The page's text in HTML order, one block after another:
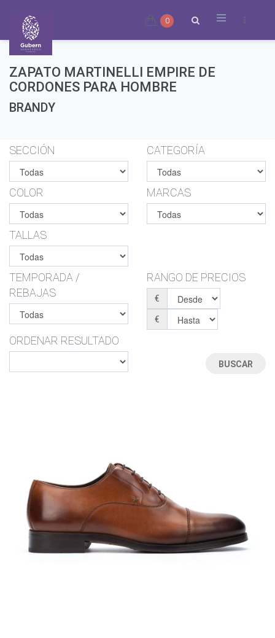
0
ZAPATO MARTINELLI EMPIRE DE
CORDONES PARA HOMBRE
BRANDY
SECCIÓN CATEGORÍA
COLOR MARCAS
TALLAS
TEMPORADA /
REBAJAS
RANGO DE PRECIOS
€
€
ORDENAR RESULTADO